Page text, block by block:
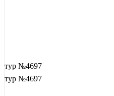
тур №4697
тур №4697